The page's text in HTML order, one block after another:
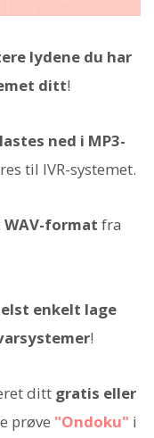
lydene du har
ditt!
lastes ned i MP3-
til IVR-systemet.
WAV-format fra
enkelt lage
!
ditt gratis eller
prøve "Ondoku" i